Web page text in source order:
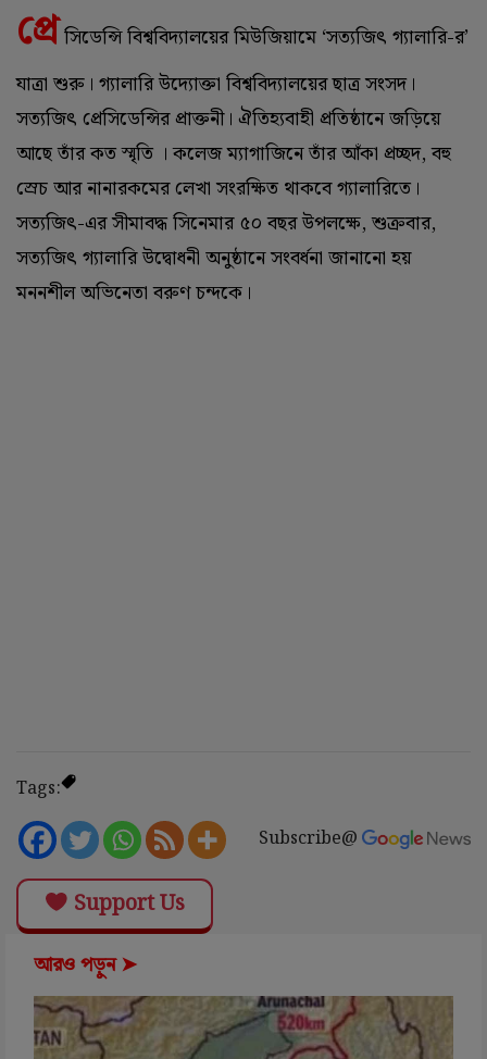
প্রে সিডেন্সি বিশ্ববিদ্যালয়ের মিউজিয়ামে ‘সত্যজিৎ গ্যালারি-র’
যাত্রা শুরু। গ্যালারি উদ্যোক্তা বিশ্ববিদ্যালয়ের ছাত্র সংসদ।
সত্যজিৎ প্রেসিডেন্সির প্রাক্তনী। ঐতিহ্যবাহী প্রতিষ্ঠানে জড়িয়ে
আছে তাঁর কত স্মৃতি । কলেজ ম্যাগাজিনে তাঁর আঁকা প্রচ্ছদ, বহু
স্রেচ আর নানারকমের লেখা সংরক্ষিত থাকবে গ্যালারিতে।
সত্যজিৎ-এর সীমাবদ্ধ সিনেমার ৫০ বছর উপলক্ষে, শুক্রবার,
সত্যজিৎ গ্যালারি উদ্বোধনী অনুষ্ঠানে সংবর্ধনা জানানো হয়
মননশীল অভিনেতা বরুণ চন্দকে।
Tags:
Subscribe@
Support Us
আরও পড়ুন ➤